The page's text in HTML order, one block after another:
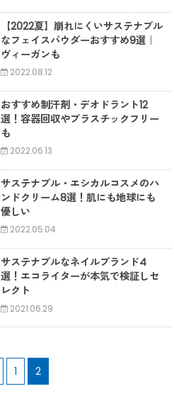
【2022夏】崩れにくいサステナブル
なフェイスパウダーおすすめ9選｜
ヴィーガンも
2022.08.12
おすすめ制汗剤・デオドラント12
選！容器回収やプラスチックフリー
も
2022.06.13
サステナブル・エシカルコスメのハ
ンドクリーム8選！肌にも地球にも
優しい
2022.05.04
サステナブルなネイルブランド4
選！エコライターが本気で検証しセ
レクト
2021.06.29
1 2